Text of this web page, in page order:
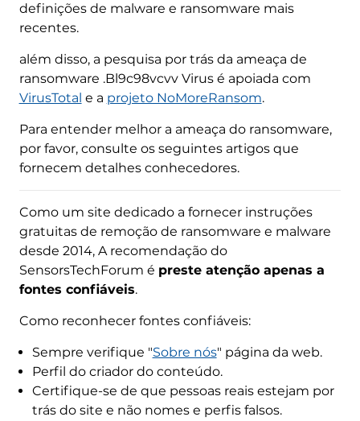
definições de malware e ransomware mais
recentes.
além disso, a pesquisa por trás da ameaça de
ransomware .Bl9c98vcvv Virus é apoiada com
VirusTotal e a projeto NoMoreRansom.
Para entender melhor a ameaça do ransomware,
por favor, consulte os seguintes artigos que
fornecem detalhes conhecedores.
Como um site dedicado a fornecer instruções
gratuitas de remoção de ransomware e malware
desde 2014, A recomendação do
SensorsTechForum é preste atenção apenas a
fontes confiáveis.
Como reconhecer fontes confiáveis:
Sempre verifique "Sobre nós" página da web.
Perfil do criador do conteúdo.
Certifique-se de que pessoas reais estejam por
trás do site e não nomes e perfis falsos.